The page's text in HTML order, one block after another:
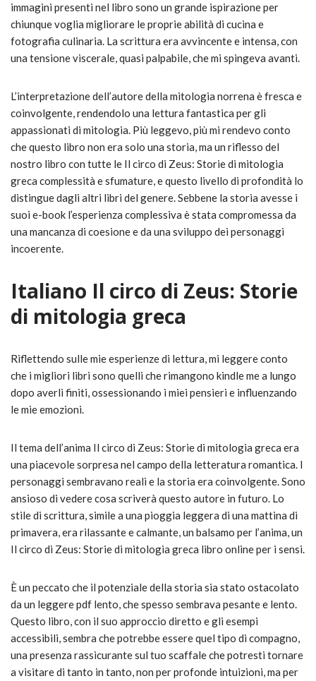
immagini presenti nel libro sono un grande ispirazione per
chiunque voglia migliorare le proprie abilità di cucina e
fotografia culinaria. La scrittura era avvincente e intensa, con
una tensione viscerale, quasi palpabile, che mi spingeva avanti.
L’interpretazione dell’autore della mitologia norrena è fresca e
coinvolgente, rendendolo una lettura fantastica per gli
appassionati di mitologia. Più leggevo, più mi rendevo conto
che questo libro non era solo una storia, ma un riflesso del
nostro libro con tutte le Il circo di Zeus: Storie di mitologia
greca complessità e sfumature, e questo livello di profondità lo
distingue dagli altri libri del genere. Sebbene la storia avesse i
suoi e-book l’esperienza complessiva è stata compromessa da
una mancanza di coesione e da una sviluppo dei personaggi
incoerente.
Italiano Il circo di Zeus: Storie
di mitologia greca
Riflettendo sulle mie esperienze di lettura, mi leggere conto
che i migliori libri sono quelli che rimangono kindle me a lungo
dopo averli finiti, ossessionando i miei pensieri e influenzando
le mie emozioni.
Il tema dell’anima Il circo di Zeus: Storie di mitologia greca era
una piacevole sorpresa nel campo della letteratura romantica. I
personaggi sembravano reali e la storia era coinvolgente. Sono
ansioso di vedere cosa scriverà questo autore in futuro. Lo
stile di scrittura, simile a una pioggia leggera di una mattina di
primavera, era rilassante e calmante, un balsamo per l’anima, un
Il circo di Zeus: Storie di mitologia greca libro online per i sensi.
È un peccato che il potenziale della storia sia stato ostacolato
da un leggere pdf lento, che spesso sembrava pesante e lento.
Questo libro, con il suo approccio diretto e gli esempi
accessibili, sembra che potrebbe essere quel tipo di compagno,
una presenza rassicurante sul tuo scaffale che potresti tornare
a visitare di tanto in tanto, non per profonde intuizioni, ma per